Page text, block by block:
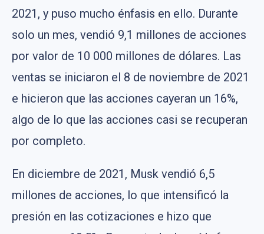
2021, y puso mucho énfasis en ello. Durante
solo un mes, vendió 9,1 millones de acciones
por valor de 10 000 millones de dólares. Las
ventas se iniciaron el 8 de noviembre de 2021
e hicieron que las acciones cayeran un 16%,
algo de lo que las acciones casi se recuperan
por completo.
En diciembre de 2021, Musk vendió 6,5
millones de acciones, lo que intensificó la
presión en las cotizaciones e hizo que